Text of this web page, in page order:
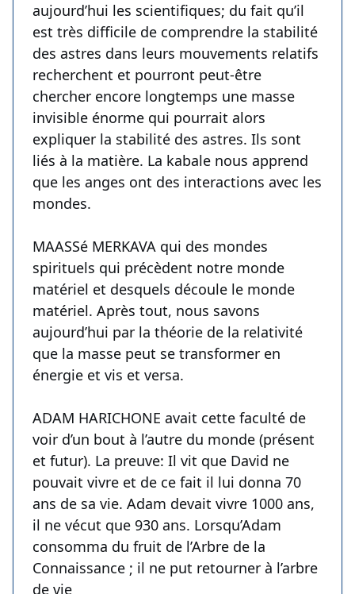
aujourd’hui les scientifiques; du fait qu’il
est très difficile de comprendre la stabilité
des astres dans leurs mouvements relatifs
recherchent et pourront peut-être
chercher encore longtemps une masse
invisible énorme qui pourrait alors
expliquer la stabilité des astres. Ils sont
liés à la matière. La kabale nous apprend
que les anges ont des interactions avec les
mondes.
MAASSé MERKAVA qui des mondes
spirituels qui précèdent notre monde
matériel et desquels découle le monde
matériel. Après tout, nous savons
aujourd’hui par la théorie de la relativité
que la masse peut se transformer en
énergie et vis et versa.
ADAM HARICHONE avait cette faculté de
voir d’un bout à l’autre du monde (présent
et futur). La preuve: Il vit que David ne
pouvait vivre et de ce fait il lui donna 70
ans de sa vie. Adam devait vivre 1000 ans,
il ne vécut que 930 ans. Lorsqu’Adam
consomma du fruit de l’Arbre de la
Connaissance ; il ne put retourner à l’arbre
de vie